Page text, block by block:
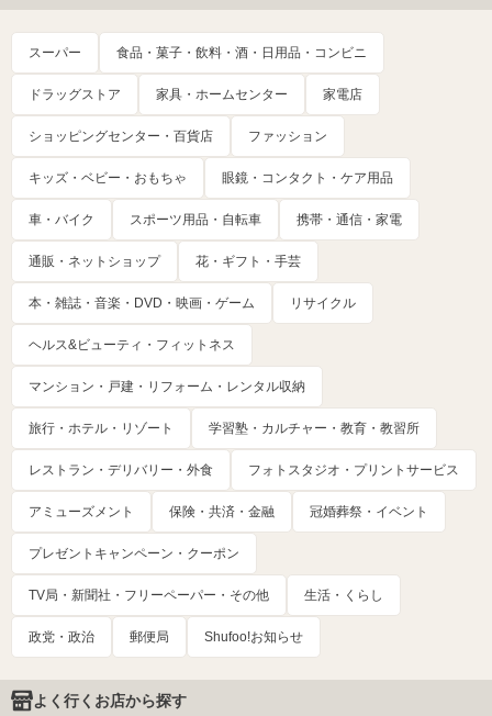
スーパー 食品・菓子・飲料・酒・日用品・コンビニ
ドラッグストア 家具・ホームセンター 家電店
ショッピングセンター・百貨店 ファッション
キッズ・ベビー・おもちゃ 眼鏡・コンタクト・ケア用品
車・バイク スポーツ用品・自転車 携帯・通信・家電
通販・ネットショップ 花・ギフト・手芸
本・雑誌・音楽・DVD・映画・ゲーム リサイクル
ヘルス&ビューティ・フィットネス
マンション・戸建・リフォーム・レンタル収納
旅行・ホテル・リゾート 学習塾・カルチャー・教育・教習所
レストラン・デリバリー・外食 フォトスタジオ・プリントサービス
アミューズメント 保険・共済・金融 冠婚葬祭・イベント
プレゼントキャンペーン・クーポン
TV局・新聞社・フリーペーパー・その他 生活・くらし
政党・政治 郵便局 Shufoo!お知らせ
よく行くお店から探す